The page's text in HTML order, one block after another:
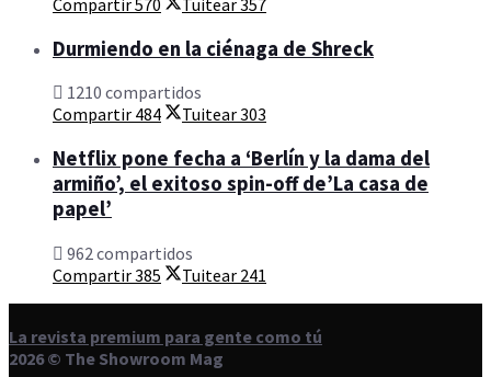
Durmiendo en la ciénaga de Shreck
1210 compartidos
Compartir 484 Tuitear303
Netflix pone fecha a ‘Berlín y la dama del
armiño’, el exitoso spin-off de’La casa de
papel’
962 compartidos
Compartir385 Tuitear 241
La revista premium para gente como tú
2026 © The Showroom Mag